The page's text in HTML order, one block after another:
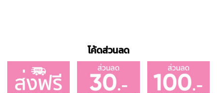
โค้ดส่วนลด